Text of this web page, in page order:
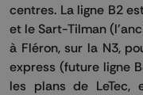
centres. La ligne B2
et le Sart-Tilman
à Fléron, sur la N3,
express (future ligne
les plans de